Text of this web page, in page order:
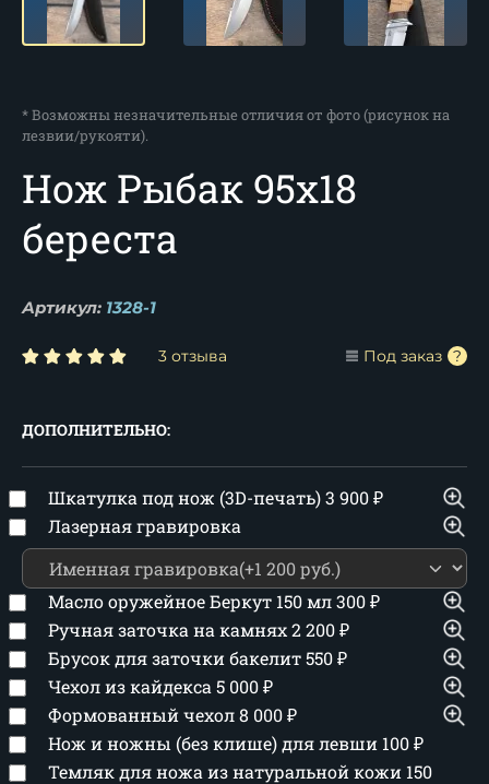
* Возможны незначительные отличия от фото (рисунок на
лезвии/рукояти).
Нож Рыбак 95х18
береста
Артикул: 1328-1
3 отзыва Под заказ
ДОПОЛНИТЕЛЬНО:
Шкатулка под нож (3D-печать)3 900₽
Лазерная гравировка
Масло оружейное Беркут 150 мл300₽
Ручная заточка на камнях2 200₽
Брусок для заточки бакелит550₽
Чехол из кайдекса 5 000₽
Формованный чехол8 000₽
Нож и ножны (без клише) для левши 100₽
Темляк для ножа из натуральной кожи 150